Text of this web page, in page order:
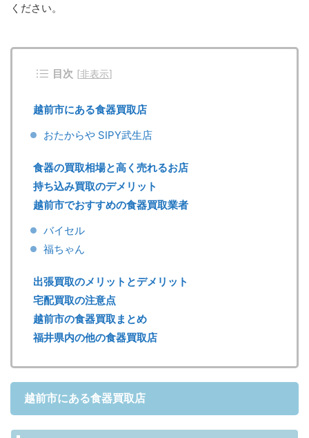
ください。
目次 [非表示]
越前市にある食器買取店
おたからや SIPY武生店
食器の買取相場と高く売れるお店
持ち込み買取のデメリット
越前市でおすすめの食器買取業者
バイセル
福ちゃん
出張買取のメリットとデメリット
宅配買取の注意点
越前市の食器買取まとめ
福井県内の他の食器買取店
越前市にある食器買取店